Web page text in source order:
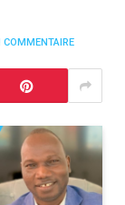
COMMENTAIRE